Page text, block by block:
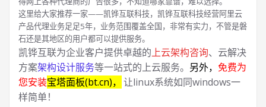
这里给大家推荐一家——凯铧互联科技，凯铧互联科技经营阿里云
产品代理业务足足5年，业务范围覆盖全国，非常有实力，不管是磐
石还是其地区的用户都可以提供服务。
凯铧互联为企业客户提供卓越的上云架构咨询、云解决
方案架构设计服务等一站式的上云服务。 另外， 免费为
您安装宝塔面板(bt.cn)， 让linux系统如同windows一
样简单！